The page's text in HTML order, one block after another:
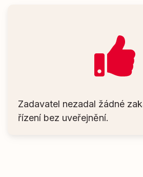
Zadavatel nezadal žádné
řízení bez uveřejnění.